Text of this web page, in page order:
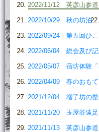
2022/11/12 英彦山参道
2022/10/29 秋の坊泊
2022/09/24 第五回ひ
2022/06/04 総会及び
2022/05/07 宿坊体験「
2022/04/09 春のおも
2021/12/04 増了坊の
2021/11/20 玉屋谷遠足
2021/11/13 英彦山参道